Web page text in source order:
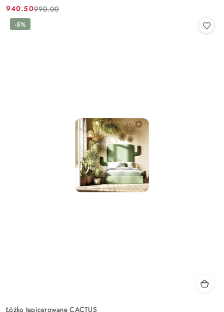
Cena
promocyjna:
940.50
Cena
przed
990.00
Łóżko tapicerowane CACTUS
-5%